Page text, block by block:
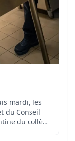
mardi, les
du Conseil
du collège